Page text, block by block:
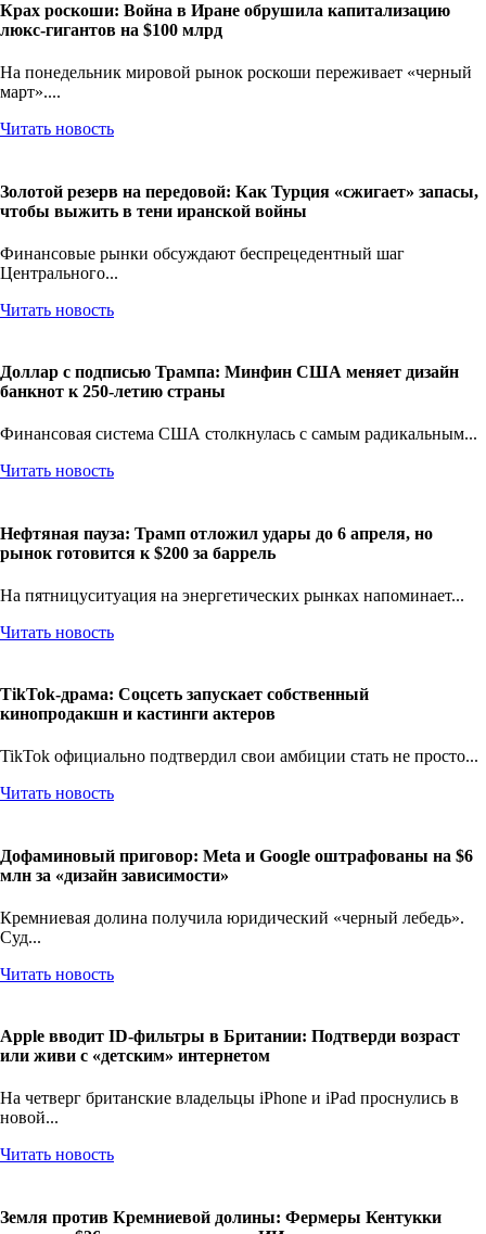
Крах роскоши: Война в Иране обрушила капитализацию
люкс-гигантов на $100 млрд
На понедельник мировой рынок роскоши переживает «черный
март»....
Читать новость
Золотой резерв на передовой: Как Турция «сжигает» запасы,
чтобы выжить в тени иранской войны
Финансовые рынки обсуждают беспрецедентный шаг
Центрального...
Читать новость
Доллар с подписью Трампа: Минфин США меняет дизайн
банкнот к 250-летию страны
Финансовая система США столкнулась с самым радикальным...
Читать новость
Нефтяная пауза: Трамп отложил удары до 6 апреля, но
рынок готовится к $200 за баррель
На пятницуситуация на энергетических рынках напоминает...
Читать новость
TikTok-драма: Соцсеть запускает собственный
кинопродакшн и кастинги актеров
TikTok официально подтвердил свои амбиции стать не просто...
Читать новость
Дофаминовый приговор: Meta и Google оштрафованы на $6
млн за «дизайн зависимости»
Кремниевая долина получила юридический «черный лебедь».
Суд...
Читать новость
Apple вводит ID-фильтры в Британии: Подтверди возраст
или живи с «детским» интернетом
На четверг британские владельцы iPhone и iPad проснулись в
новой...
Читать новость
Земля против Кремниевой долины: Фермеры Кентукки